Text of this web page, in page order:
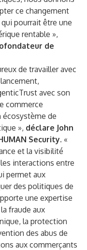
ce changement
pourrait être une
rentable »,
de
de travailler avec
avec son
commerce
écosystème de
», déclare John
Security. «
et la visibilité
interactions entre
permet aux
des politiques de
une expertise
fraude aux
la protection
des abus de
aux commerçants